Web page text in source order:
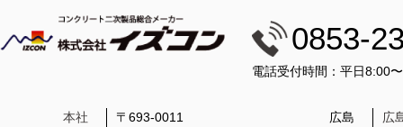
0853-
電話受付時間：平日8:00
本社
〒693-0011
広島
広